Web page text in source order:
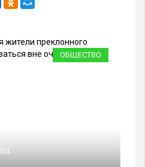
ОБЩЕСТВО